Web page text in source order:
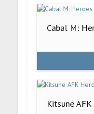
Cabal M:
Kitsune